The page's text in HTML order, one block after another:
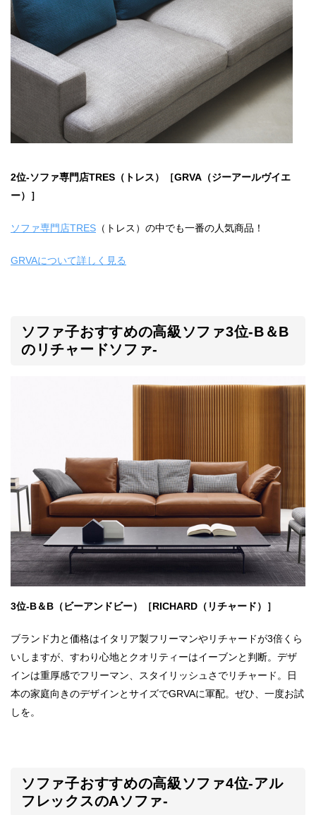
2位-ソファ専門店TRES（トレス）［GRVA（ジーアールヴイエ
ー）］
ソファ専門店TRES （トレス）の中でも一番の人気商品！
GRVAについて詳しく見る
ソファ子おすすめの高級ソファ3位-B＆B
のリチャードソファ-
3位-B＆B（ビーアンドビー）［RICHARD（リチャード）］
ブランド力と価格はイタリア製フリーマンやリチャードが3倍くら
いしますが、すわり心地とクオリティーはイーブンと判断。デザ
インは重厚感でフリーマン、スタイリッシュさでリチャード。日
本の家庭向きのデザインとサイズでGRVAに軍配。ぜひ、一度お試
しを。
ソファ子おすすめの高級ソファ4位-アル
フレックスのAソファ-